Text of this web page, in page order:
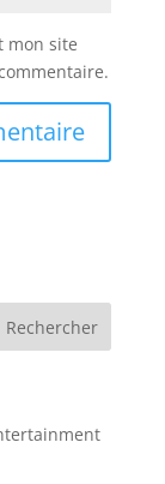
mon site